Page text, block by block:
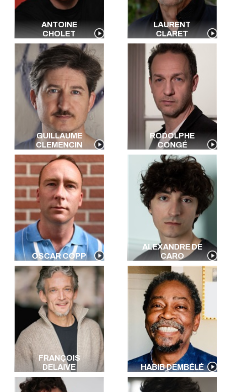
ANTOINE
CHOLET
LAURENT
CLARET
GUILLAUME
CLEMENCIN
RODOLPHE
CONGÉ
OSCAR COPP
ALEXANDRE DE
CARO
FRANÇOIS
DELAIVE
HABIB DEMBÉLÉ